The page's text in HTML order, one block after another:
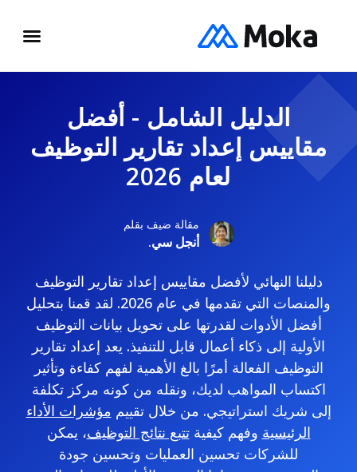
الدليل الشامل - أفضل
مقاييس إعداد تقارير التوظيف
لعام 2026
مقالة ضيف بقلم
أنجل سي.
دليلنا النهائي لأفضل مقاييس إعداد تقارير التوظيف
والمنصات التي تقدمها في عام 2026. لقد قمنا بتحليل
أفضل الأدوات لقدرتها على تحويل بيانات التوظيف
الأولية إلى ذكاء أعمال قابل للتنفيذ. يعد إعداد تقارير
التوظيف الفعالة أمرًا بالغ الأهمية لفهم كفاءة وتأثير
اكتساب المواهب لديك، ونقله من كونه مركز تكلفة
إلى شريك استراتيجي. من خلال تقييم مؤشرات الأداء
الرئيسية وفهم كيفيةتتبع نتائج التوظيف، يمكن
للشركات تحسين العمليات وتحسين جودة